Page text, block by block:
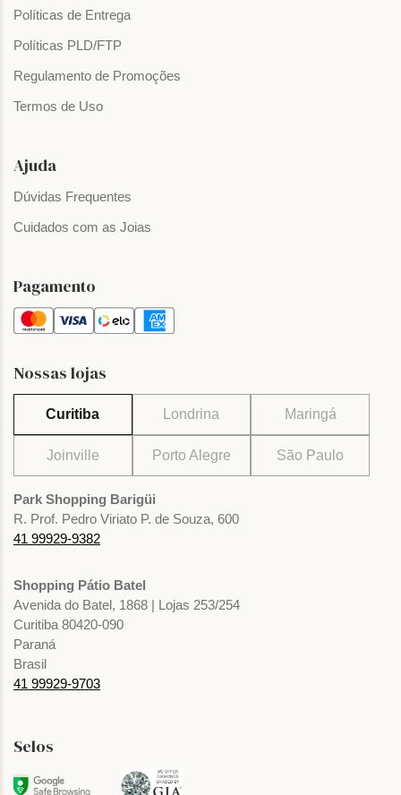
Políticas de Entrega
Políticas PLD/FTP
Regulamento de Promoções
Termos de Uso
Ajuda
Dúvidas Frequentes
Cuidados com as Joias
Pagamento
Nossas lojas
Curitiba Londrina Maringá
Joinville Porto Alegre São Paulo
Park Shopping Barigüi
R. Prof. Pedro Viriato P. de Souza, 600
41 99929-9382
Shopping Pátio Batel
Avenida do Batel, 1868 | Lojas 253/254
Curitiba 80420-090
Paraná
Brasil
41 99929-9703
Selos